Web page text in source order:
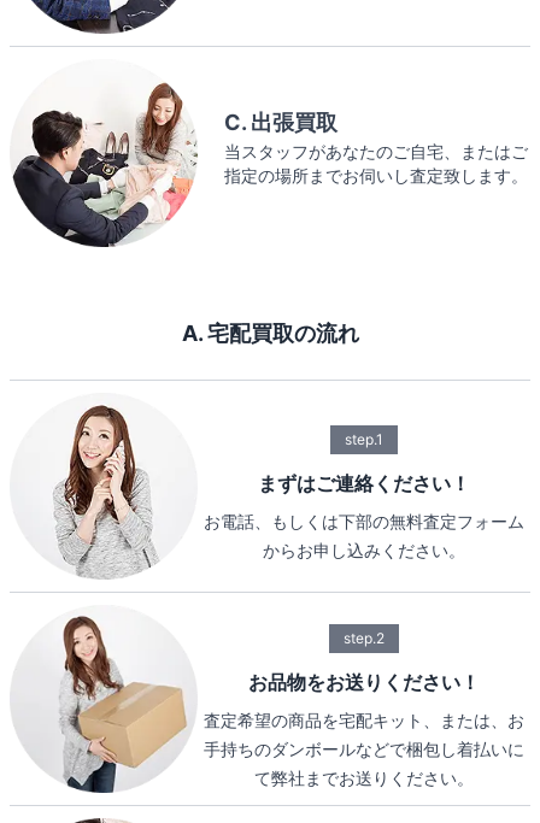
C. 出張買取
当スタッフがあなたのご自宅、またはご
指定の場所までお伺いし査定致します。
A. 宅配買取の流れ
step.1
まずはご連絡ください！
お電話、もしくは下部の無料査定フォーム
からお申し込みください。
step.2
お品物をお送りください！
査定希望の商品を宅配キット、または、お
手持ちのダンボールなどで梱包し着払いに
て弊社までお送りください。